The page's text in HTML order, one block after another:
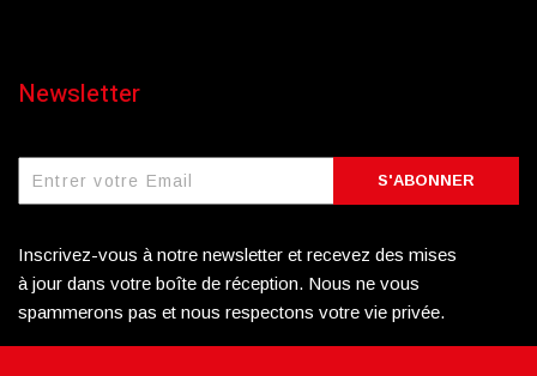
Newsletter
S'ABONNER
Inscrivez-vous à notre newsletter et recevez des mises
à jour dans votre boîte de réception. Nous ne vous
spammerons pas et nous respectons votre vie privée.